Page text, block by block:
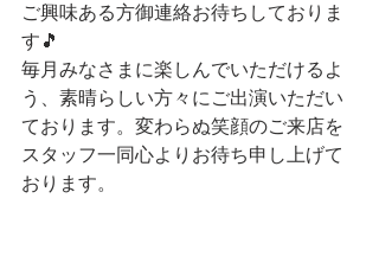
ご興味ある方御連絡お待ちしておりま
す🎵
毎月みなさまに楽しんでいただけるよ
う、素晴らしい方々にご出演いただい
ております。変わらぬ笑顔のご来店を
スタッフ一同心よりお待ち申し上げて
おります。